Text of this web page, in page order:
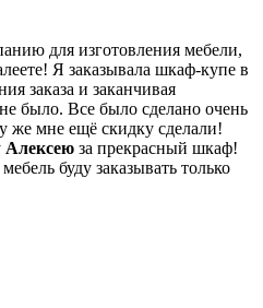
для изготовления мебели,
Я заказывала шкаф-купе в
заказа и заканчивая
было. Все было сделано очень
же мне ещё скидку сделали!
Алексею за прекрасный шкаф!
буду заказывать только